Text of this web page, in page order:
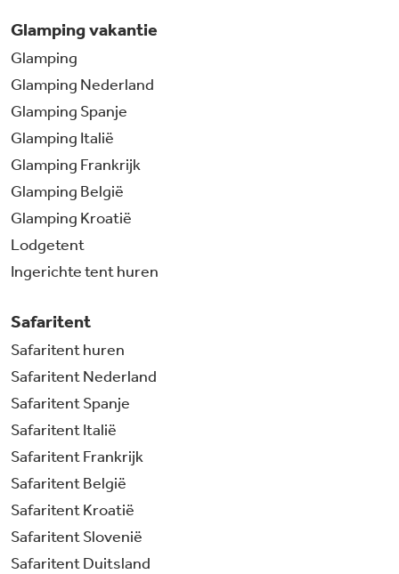
Glamping vakantie
Glamping
Glamping Nederland
Glamping Spanje
Glamping Italië
Glamping Frankrijk
Glamping België
Glamping Kroatië
Lodgetent
Ingerichte tent huren
Safaritent
Safaritent huren
Safaritent Nederland
Safaritent Spanje
Safaritent Italië
Safaritent Frankrijk
Safaritent België
Safaritent Kroatië
Safaritent Slovenië
Safaritent Duitsland